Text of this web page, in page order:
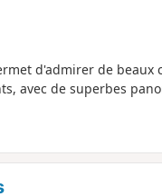
d'admirer de beaux
avec de superbes